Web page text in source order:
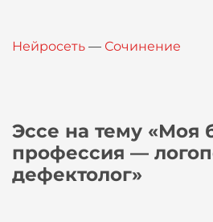
Вход
Нейросеть — Сочинение
Эссе на тему «Моя
профессия —
дефектолог»